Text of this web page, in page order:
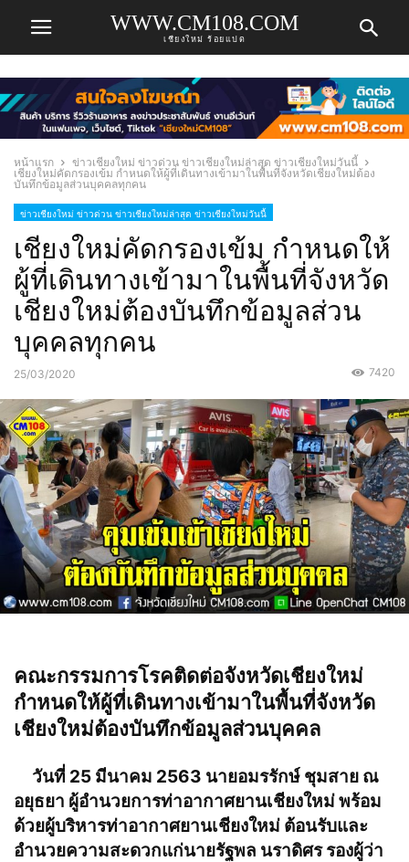
WWW.CM108.COM
เชียงใหม่ ร้อยแปด
หน้าแรก
ข่าวเชียงใหม่ ข่าวด่วน ข่าวเชียงใหม่ล่าสุด ข่าวเชียงใหม่วันนี้
เชียงใหม่คัดกรองเข้ม กำหนดให้ผู้ที่เดินทางเข้ามาในพื้นที่จังหวัดเชียงใหม่ต้อง
บันทึกข้อมูลส่วนบุคคลทุกคน
ข่าวเชียงใหม่ ข่าวด่วน ข่าวเชียงใหม่ล่าสุด ข่าวเชียงใหม่วันนี้
เชียงใหม่คัดกรองเข้ม กำหนดให้
ผู้ที่เดินทางเข้ามาในพื้นที่จังหวัด
เชียงใหม่ต้องบันทึกข้อมูลส่วน
บุคคลทุกคน
25/03/2020 7420
คณะกรรมการโรคติดต่อจังหวัดเชียงใหม่
กำหนดให้ผู้ที่เดินทางเข้ามาในพื้นที่จังหวัด
เชียงใหม่ต้องบันทึกข้อมูลส่วนบุคคล
วันที่ 25 มีนาคม 2563 นายอมรรักษ์ ชุมสาย ณ
อยุธยา ผู้อำนวยการท่าอากาศยานเชียงใหม่ พร้อม
ด้วยผู้บริหารท่าอากาศยานเชียงใหม่ ต้อนรับและ
อำนวยความสะดวกแก่นายรัฐพล นราดิศร รองผู้ว่า